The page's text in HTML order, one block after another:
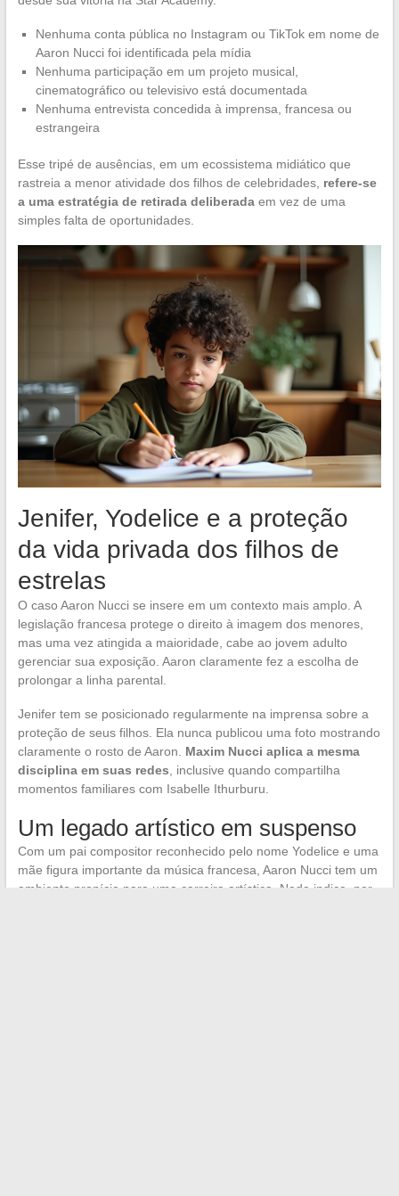
Nenhuma conta pública no Instagram ou TikTok em nome de
Aaron Nucci foi identificada pela mídia
Nenhuma participação em um projeto musical,
cinematográfico ou televisivo está documentada
Nenhuma entrevista concedida à imprensa, francesa ou
estrangeira
Esse tripé de ausências, em um ecossistema midiático que
rastreia a menor atividade dos filhos de celebridades, refere-se
a uma estratégia de retirada deliberadaem vez de uma
simples falta de oportunidades.
Jenifer, Yodelice e a proteção
da vida privada dos filhos de
estrelas
O caso Aaron Nucci se insere em um contexto mais amplo. A
legislação francesa protege o direito à imagem dos menores,
mas uma vez atingida a maioridade, cabe ao jovem adulto
gerenciar sua exposição. Aaron claramente fez a escolha de
prolongar a linha parental.
Jenifer tem se posicionado regularmente na imprensa sobre a
proteção de seus filhos. Ela nunca publicou uma foto mostrando
claramente o rosto de Aaron. Maxim Nucci aplica a mesma
disciplina em suas redes, inclusive quando compartilha
momentos familiares com Isabelle Ithurburu.
Um legado artístico em suspenso
Com um pai compositor reconhecido pelo nome Yodelice e uma
mãe figura importante da música francesa, Aaron Nucci tem um
ambiente propício para uma carreira artística. Nada indica, por